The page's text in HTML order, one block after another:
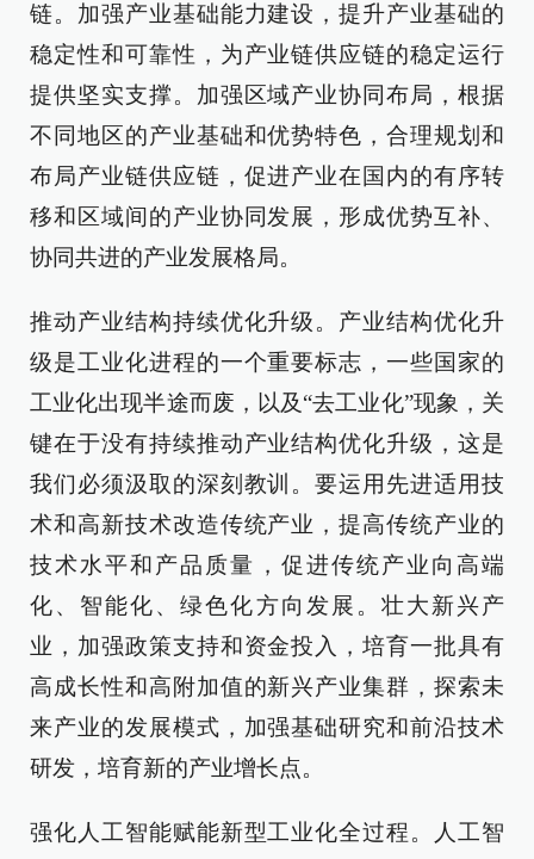
链。加强产业基础能力建设，提升产业基础的
稳定性和可靠性，为产业链供应链的稳定运行
提供坚实支撑。加强区域产业协同布局，根据
不同地区的产业基础和优势特色，合理规划和
布局产业链供应链，促进产业在国内的有序转
移和区域间的产业协同发展，形成优势互补、
协同共进的产业发展格局。
推动产业结构持续优化升级。产业结构优化升
级是工业化进程的一个重要标志，一些国家的
工业化出现半途而废，以及“去工业化”现象，关
键在于没有持续推动产业结构优化升级，这是
我们必须汲取的深刻教训。要运用先进适用技
术和高新技术改造传统产业，提高传统产业的
技术水平和产品质量，促进传统产业向高端
化、智能化、绿色化方向发展。壮大新兴产
业，加强政策支持和资金投入，培育一批具有
高成长性和高附加值的新兴产业集群，探索未
来产业的发展模式，加强基础研究和前沿技术
研发，培育新的产业增长点。
强化人工智能赋能新型工业化全过程。人工智